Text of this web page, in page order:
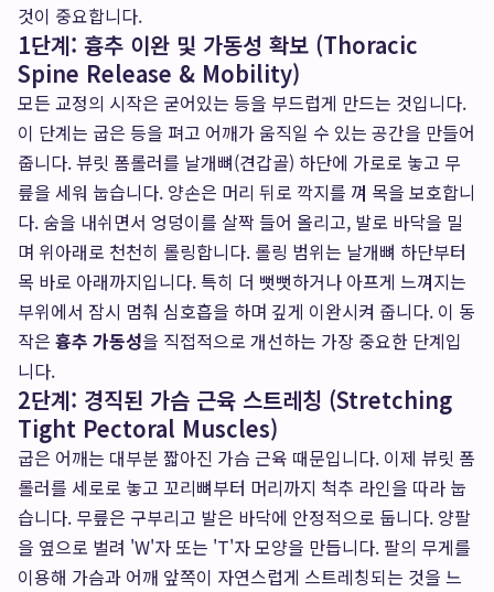
것이 중요합니다.
1단계: 흉추 이완 및 가동성 확보 (Thoracic
Spine Release & Mobility)
모든 교정의 시작은 굳어있는 등을 부드럽게 만드는 것입니다.
이 단계는 굽은 등을 펴고 어깨가 움직일 수 있는 공간을 만들어
줍니다. 뷰릿 폼롤러를 날개뼈(견갑골) 하단에 가로로 놓고 무
릎을 세워 눕습니다. 양손은 머리 뒤로 깍지를 껴 목을 보호합니
다. 숨을 내쉬면서 엉덩이를 살짝 들어 올리고, 발로 바닥을 밀
며 위아래로 천천히 롤링합니다. 롤링 범위는 날개뼈 하단부터
목 바로 아래까지입니다. 특히 더 뻣뻣하거나 아프게 느껴지는
부위에서 잠시 멈춰 심호흡을 하며 깊게 이완시켜 줍니다. 이 동
작은 흉추 가동성을 직접적으로 개선하는 가장 중요한 단계입
니다.
2단계: 경직된 가슴 근육 스트레칭 (Stretching
Tight Pectoral Muscles)
굽은 어깨는 대부분 짧아진 가슴 근육 때문입니다. 이제 뷰릿 폼
롤러를 세로로 놓고 꼬리뼈부터 머리까지 척추 라인을 따라 눕
습니다. 무릎은 구부리고 발은 바닥에 안정적으로 둡니다. 양팔
을 옆으로 벌려 'W'자 또는 'T'자 모양을 만듭니다. 팔의 무게를
이용해 가슴과 어깨 앞쪽이 자연스럽게 스트레칭되는 것을 느